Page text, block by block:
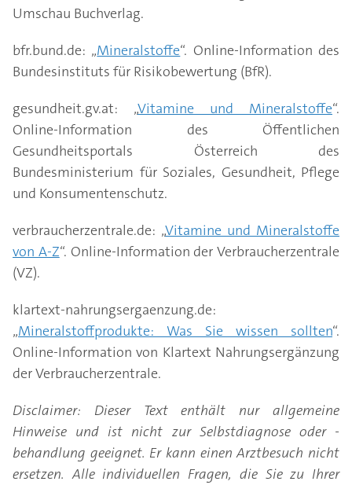
Umschau Buchverlag.
bfr.bund.de: „Mineralstoffe“. Online-Information des
Bundesinstituts für Risikobewertung (BfR).
gesundheit.gv.at: „Vitamine und Mineralstoffe“.
Online-Information des Öffentlichen
Gesundheitsportals Österreich des
Bundesministerium für Soziales, Gesundheit, Pflege
und Konsumentenschutz.
verbraucherzentrale.de: „Vitamine und Mineralstoffe
von A-Z“. Online-Information der Verbraucherzentrale
(VZ).
klartext-nahrungsergaenzung.de:
„Mineralstoffprodukte: Was Sie wissen sollten“.
Online-Information von Klartext Nahrungsergänzung
der Verbraucherzentrale.
Disclaimer: Dieser Text enthält nur allgemeine
Hinweise und ist nicht zur Selbstdiagnose oder -
behandlung geeignet. Er kann einen Arztbesuch nicht
ersetzen. Alle individuellen Fragen, die Sie zu Ihrer